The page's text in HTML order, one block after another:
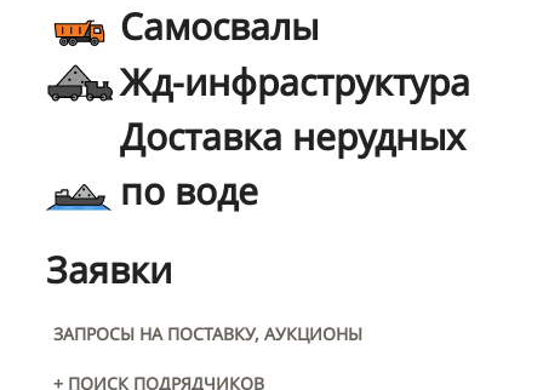
Самосвалы
Жд-инфраструктура
Доставка нерудных
по воде
Заявки
ЗАПРОСЫ НА ПОСТАВКУ, АУКЦИОНЫ
+ ПОИСК ПОДРЯДЧИКОВ